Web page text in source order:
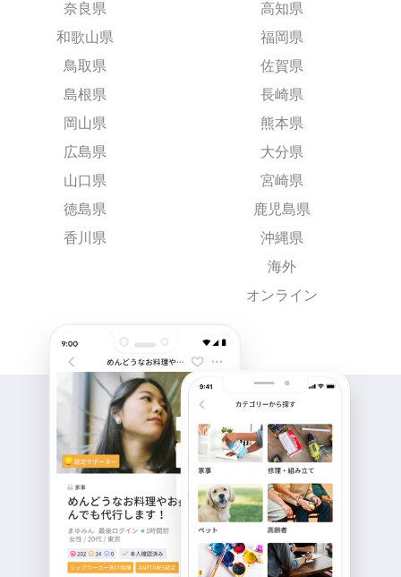
奈良県
和歌山県
鳥取県
島根県
岡山県
広島県
山口県
徳島県
香川県
高知県
福岡県
佐賀県
長崎県
熊本県
大分県
宮崎県
鹿児島県
沖縄県
海外
オンライン